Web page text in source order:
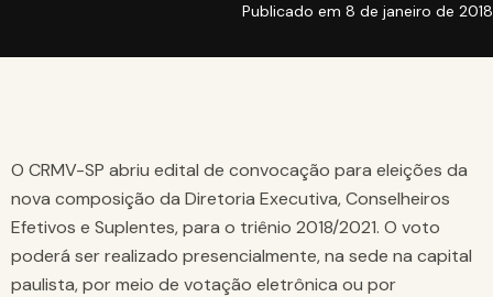
Publicado em 8 de janeiro de 2018
O CRMV-SP abriu edital de convocação para eleições da
nova composição da Diretoria Executiva, Conselheiros
Efetivos e Suplentes, para o triênio 2018/2021. O voto
poderá ser realizado presencialmente, na sede na capital
paulista, por meio de votação eletrônica ou por